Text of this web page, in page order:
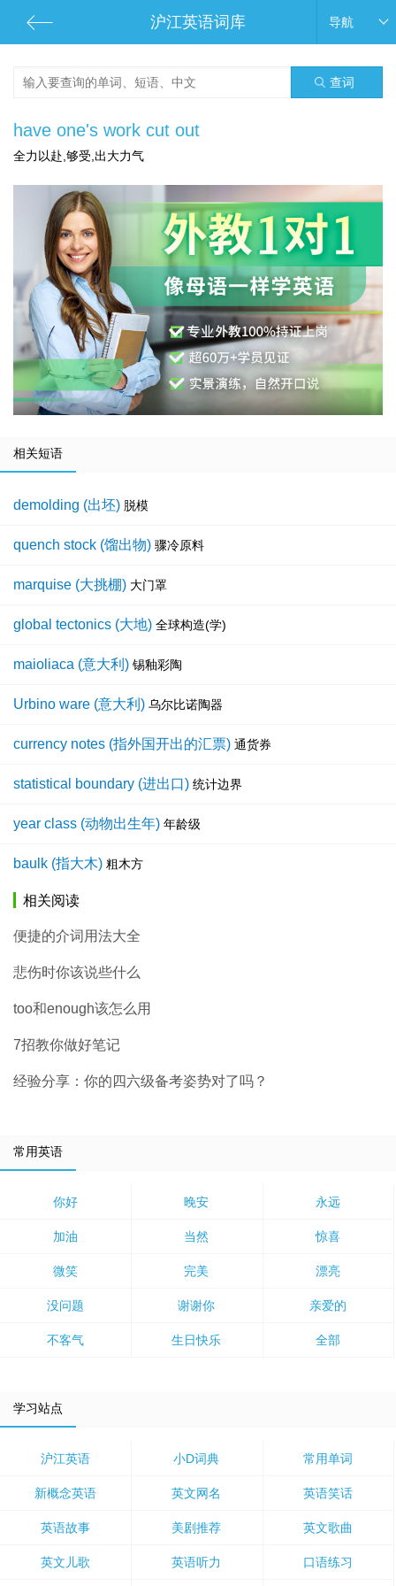
沪江英语词库 导航
查词
have one's work cut out
全力以赴,够受,出大力气
相关短语
demolding (出坯) 脱模
quench stock (馏出物) 骤冷原料
marquise (大挑棚) 大门罩
global tectonics (大地) 全球构造(学)
maioliaca (意大利) 锡釉彩陶
Urbino ware (意大利) 乌尔比诺陶器
currency notes (指外国开出的汇票) 通货券
statistical boundary (进出口) 统计边界
year class (动物出生年) 年龄级
baulk (指大木) 粗木方
相关阅读
便捷的介词用法大全
悲伤时你该说些什么
too和enough该怎么用
7招教你做好笔记
经验分享：你的四六级备考姿势对了吗？
常用英语
你好 晚安 永远
加油 当然 惊喜
微笑 完美 漂亮
没问题 谢谢你 亲爱的
不客气 生日快乐 全部
学习站点
沪江英语 小D词典 常用单词
新概念英语 英文网名 英语笑话
英语故事 美剧推荐 英文歌曲
英文儿歌 英语听力 口语练习